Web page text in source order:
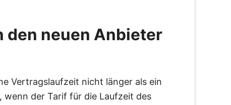
den neuen Anbieter
Vertragslaufzeit nicht länger als ein
wenn der Tarif für die Laufzeit des